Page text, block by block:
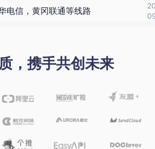
电信，黄冈联通等线路
，携手共创未来